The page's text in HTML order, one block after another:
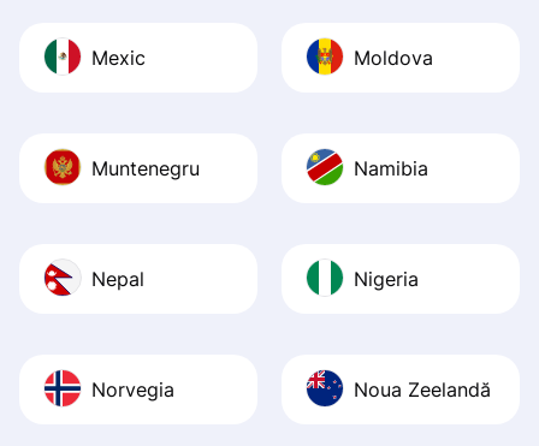
Mexic Moldova
Muntenegru Namibia
Nepal Nigeria
Norvegia Noua Zeelandă